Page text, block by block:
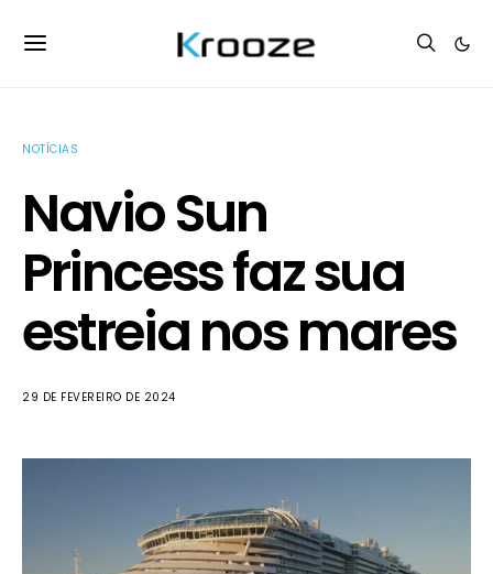
NOTÍCIAS
Navio Sun
Princess faz sua
estreia nos mares
29 DE FEVEREIRO DE 2024